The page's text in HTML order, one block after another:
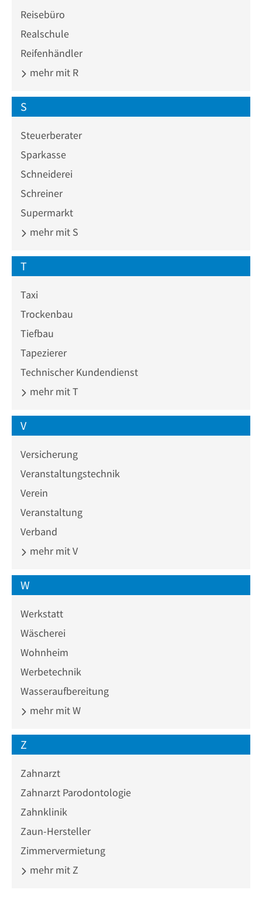
Reisebüro
Realschule
Reifenhändler
mehr mit R
S
Steuerberater
Sparkasse
Schneiderei
Schreiner
Supermarkt
mehr mit S
T
Taxi
Trockenbau
Tiefbau
Tapezierer
Technischer Kundendienst
mehr mit T
V
Versicherung
Veranstaltungstechnik
Verein
Veranstaltung
Verband
mehr mit V
W
Werkstatt
Wäscherei
Wohnheim
Werbetechnik
Wasseraufbereitung
mehr mit W
Z
Zahnarzt
Zahnarzt Parodontologie
Zahnklinik
Zaun-Hersteller
Zimmervermietung
mehr mit Z